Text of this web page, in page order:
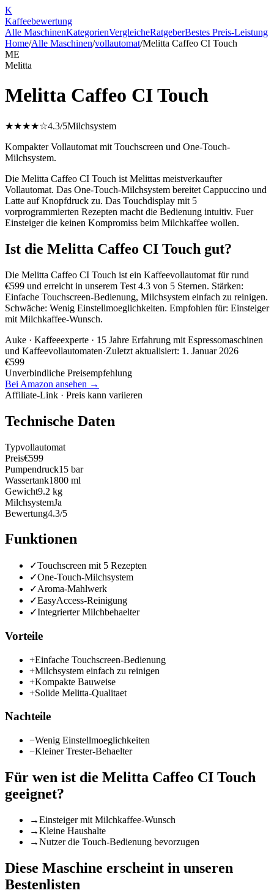
K
Kaffeebewertung
Alle MaschinenKategorienVergleicheRatgeberBestes Preis-Leistung
Home/Alle Maschinen/vollautomat/Melitta Caffeo CI Touch
ME
Melitta
Melitta Caffeo CI Touch
★★★★☆4.3/5Milchsystem
Kompakter Vollautomat mit Touchscreen und One-Touch-
Milchsystem.
Die Melitta Caffeo CI Touch ist Melittas meistverkaufter
Vollautomat. Das One-Touch-Milchsystem bereitet Cappuccino und
Latte auf Knopfdruck zu. Das Touchdisplay mit 5
vorprogrammierten Rezepten macht die Bedienung intuitiv. Fuer
Einsteiger die keinen Kompromiss beim Milchkaffee wollen.
Ist die Melitta Caffeo CI Touch gut?
Die Melitta Caffeo CI Touch ist ein Kaffeevollautomat für rund
€599 und erreicht in unserem Test 4.3 von 5 Sternen. Stärken:
Einfache Touchscreen-Bedienung, Milchsystem einfach zu reinigen.
Schwäche: Wenig Einstellmoeglichkeiten. Empfohlen für: Einsteiger
mit Milchkaffee-Wunsch.
Auke · Kaffeeexperte · 15 Jahre Erfahrung mit Espressomaschinen
und Kaffeevollautomaten·Zuletzt aktualisiert: 1. Januar 2026
€599
Unverbindliche Preisempfehlung
Bei Amazon ansehen →
Affiliate-Link · Preis kann variieren
Technische Daten
Typvollautomat
Preis€599
Pumpendruck15 bar
Wassertank1800 ml
Gewicht9.2 kg
MilchsystemJa
Bewertung4.3/5
Funktionen
✓Touchscreen mit 5 Rezepten
✓One-Touch-Milchsystem
✓Aroma-Mahlwerk
✓EasyAccess-Reinigung
✓Integrierter Milchbehaelter
Vorteile
+Einfache Touchscreen-Bedienung
+Milchsystem einfach zu reinigen
+Kompakte Bauweise
+Solide Melitta-Qualitaet
Nachteile
−Wenig Einstellmoeglichkeiten
−Kleiner Trester-Behaelter
Für wen ist die Melitta Caffeo CI Touch
geeignet?
→Einsteiger mit Milchkaffee-Wunsch
→Kleine Haushalte
→Nutzer die Touch-Bedienung bevorzugen
Diese Maschine erscheint in unseren
Bestenlisten